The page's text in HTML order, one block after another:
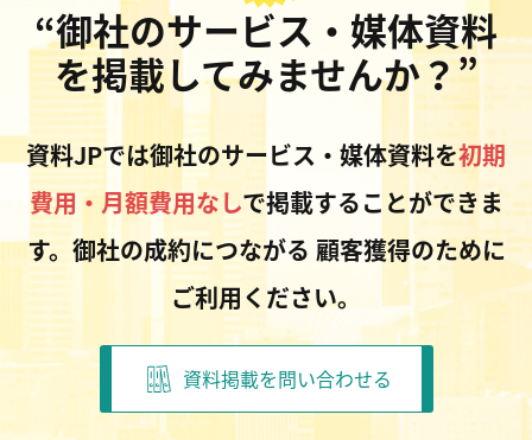
“御社のサービス・媒体資料
を掲載してみませんか？”
資料JPでは御社のサービス・媒体資料を初期
費用・月額費用なしで掲載することができま
す。御社の成約につながる 顧客獲得のために
ご利用ください。
資料掲載を問い合わせる